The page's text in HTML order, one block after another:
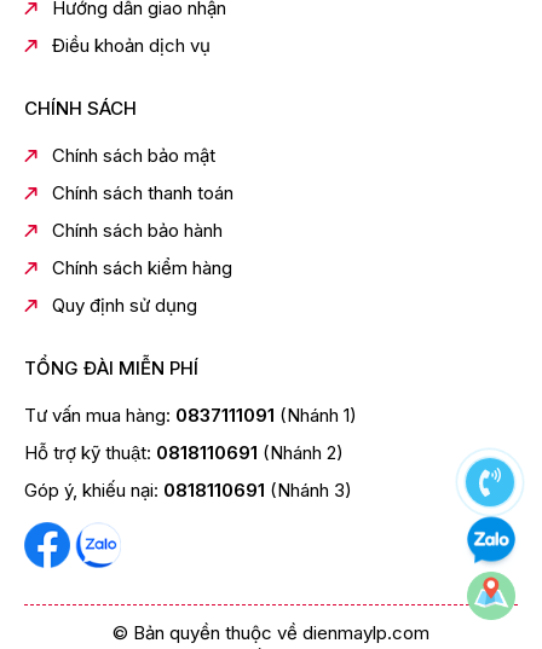
Tính năng bảo vệ mắt & tối ưu trải nghiệm
Công nghệ giảm ánh sáng xanh, an toàn cho mắt khi
vào môi trường.
Công nghệ điều chỉnh ánh sáng lai tần số
chế mỏi mắt.
Loại màn hìnhQD-Mini LED
Độ phân giải4K 3.840 x 2.160
Góc nhìn178°(Ngang)/178°(Dọc)
Tần số quét144Hz
Dải màuDCI-P3 94% (điển hình)
MEMC4K 120Hz
Hỗ trợ Dolby Vision®, Dolby Atmos®, HDR10+, HLG,
Filmmaker
Hướng dẫn giao nhận
Điều khoản dịch vụ
CHÍNH SÁCH
Chính sách bảo mật
Chính sách thanh toán
Chính sách bảo hành
Chính sách kiểm hàng
Quy định sử dụng
TỔNG ĐÀI MIỄN PHÍ
Tư vấn mua hàng: 0837111091 (Nhánh 1)
Hỗ trợ kỹ thuật: 0818110691 (Nhánh 2)
Góp ý, khiếu nại: 0818110691 (Nhánh 3)
© Bản quyền thuộc về dienmaylp.com